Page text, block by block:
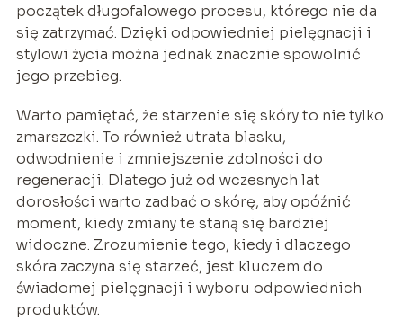
początek długofalowego procesu, którego nie da
się zatrzymać. Dzięki odpowiedniej pielęgnacji i
stylowi życia można jednak znacznie spowolnić
jego przebieg.
Warto pamiętać, że starzenie się skóry to nie tylko
zmarszczki. To również utrata blasku,
odwodnienie i zmniejszenie zdolności do
regeneracji. Dlatego już od wczesnych lat
dorosłości warto zadbać o skórę, aby opóźnić
moment, kiedy zmiany te staną się bardziej
widoczne. Zrozumienie tego, kiedy i dlaczego
skóra zaczyna się starzeć, jest kluczem do
świadomej pielęgnacji i wyboru odpowiednich
produktów.